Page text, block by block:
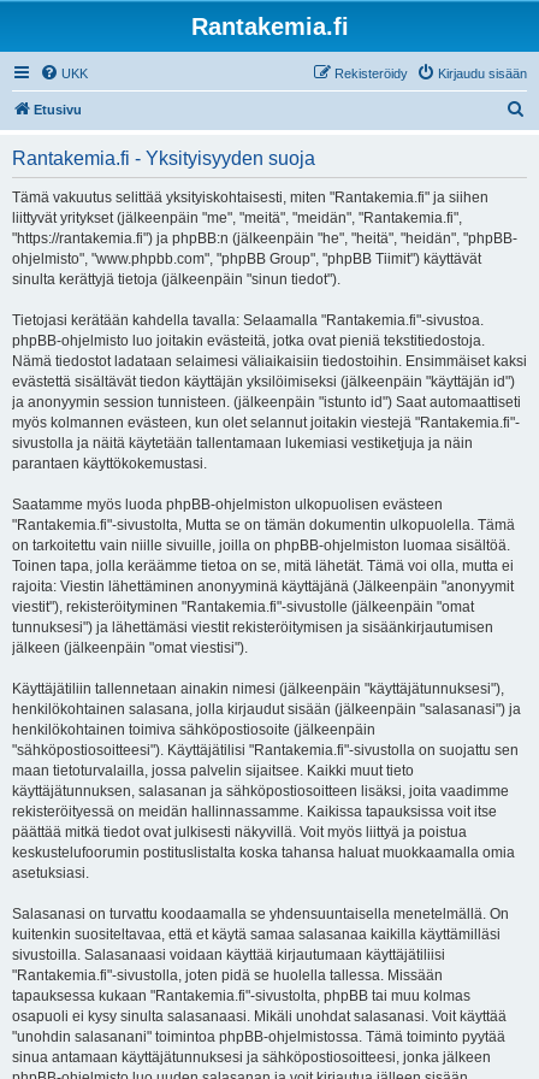
Rantakemia.fi
UKK Kirjaudu sisään
Rekisteröidy
Etusivu
Rantakemia.fi - Yksityisyyden suoja
Tämä vakuutus selittää yksityiskohtaisesti, miten "Rantakemia.fi" ja siihen
liittyvät yritykset (jälkeenpäin "me", "meitä", "meidän", "Rantakemia.fi",
"https://rantakemia.fi") ja phpBB:n (jälkeenpäin "he", "heitä", "heidän", "phpBB-
ohjelmisto", "www.phpbb.com", "phpBB Group", "phpBB Tiimit") käyttävät
sinulta kerättyjä tietoja (jälkeenpäin "sinun tiedot").
Tietojasi kerätään kahdella tavalla: Selaamalla "Rantakemia.fi"-sivustoa.
phpBB-ohjelmisto luo joitakin evästeitä, jotka ovat pieniä tekstitiedostoja.
Nämä tiedostot ladataan selaimesi väliaikaisiin tiedostoihin. Ensimmäiset kaksi
evästettä sisältävät tiedon käyttäjän yksilöimiseksi (jälkeenpäin "käyttäjän id")
ja anonyymin session tunnisteen. (jälkeenpäin "istunto id") Saat automaattiseti
myös kolmannen evästeen, kun olet selannut joitakin viestejä "Rantakemia.fi"-
sivustolla ja näitä käytetään tallentamaan lukemiasi vestiketjuja ja näin
parantaen käyttökokemustasi.
Saatamme myös luoda phpBB-ohjelmiston ulkopuolisen evästeen
"Rantakemia.fi"-sivustolta, Mutta se on tämän dokumentin ulkopuolella. Tämä
on tarkoitettu vain niille sivuille, joilla on phpBB-ohjelmiston luomaa sisältöä.
Toinen tapa, jolla keräämme tietoa on se, mitä lähetät. Tämä voi olla, mutta ei
rajoita: Viestin lähettäminen anonyyminä käyttäjänä (Jälkeenpäin "anonyymit
viestit"), rekisteröityminen "Rantakemia.fi"-sivustolle (jälkeenpäin "omat
tunnuksesi") ja lähettämäsi viestit rekisteröitymisen ja sisäänkirjautumisen
jälkeen (jälkeenpäin "omat viestisi").
Käyttäjätiliin tallennetaan ainakin nimesi (jälkeenpäin "käyttäjätunnuksesi"),
henkilökohtainen salasana, jolla kirjaudut sisään (jälkeenpäin "salasanasi") ja
henkilökohtainen toimiva sähköpostiosoite (jälkeenpäin
"sähköpostiosoitteesi"). Käyttäjätilisi "Rantakemia.fi"-sivustolla on suojattu sen
maan tietoturvalailla, jossa palvelin sijaitsee. Kaikki muut tieto
käyttäjätunnuksen, salasanan ja sähköpostiosoitteen lisäksi, joita vaadimme
rekisteröityessä on meidän hallinnassamme. Kaikissa tapauksissa voit itse
päättää mitkä tiedot ovat julkisesti näkyvillä. Voit myös liittyä ja poistua
keskustelufoorumin postituslistalta koska tahansa haluat muokkaamalla omia
asetuksiasi.
Salasanasi on turvattu koodaamalla se yhdensuuntaisella menetelmällä. On
kuitenkin suositeltavaa, että et käytä samaa salasanaa kaikilla käyttämilläsi
sivustoilla. Salasanaasi voidaan käyttää kirjautumaan käyttäjätiliisi
"Rantakemia.fi"-sivustolla, joten pidä se huolella tallessa. Missään
tapauksessa kukaan "Rantakemia.fi"-sivustolta, phpBB tai muu kolmas
osapuoli ei kysy sinulta salasanaasi. Mikäli unohdat salasanasi. Voit käyttää
"unohdin salasanani" toimintoa phpBB-ohjelmistossa. Tämä toiminto pyytää
sinua antamaan käyttäjätunnuksesi ja sähköpostiosoitteesi, jonka jälkeen